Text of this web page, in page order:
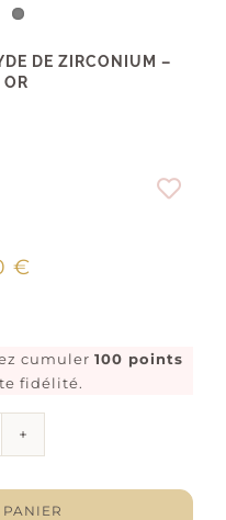
DE ZIRCONIUM –
OR
€
cumuler 100 points
fidélité.